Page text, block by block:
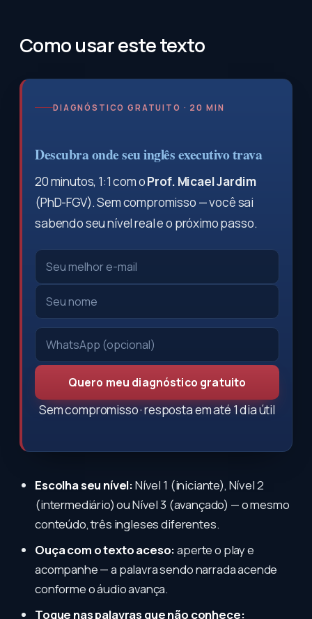
Como usar este texto
DIAGNÓSTICO GRATUITO · 20 MIN
Descubra onde seu inglês executivo trava
20 minutos, 1:1 com oProf. Micael Jardim
(PhD-FGV). Sem compromisso — você sai
sabendo seu nível real e o próximo passo.
Quero meu diagnóstico gratuito
Sem compromisso · resposta em até 1 dia útil
Escolha seu nível:Nível 1 (iniciante), Nível 2
(intermediário) ou Nível 3 (avançado) — o mesmo
conteúdo, três ingleses diferentes.
Ouça com o texto aceso:aperte o play e
acompanhe — a palavra sendo narrada acende
conforme o áudio avança.
Toque nas palavras que não conhece: